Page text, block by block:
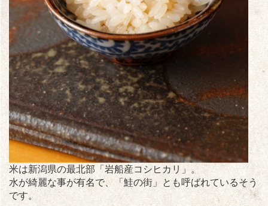
米は新潟県の最北部「岩船産コシヒカリ」。
水が綺麗な事が有名で、「鮭の街」とも呼ばれているそう
です。